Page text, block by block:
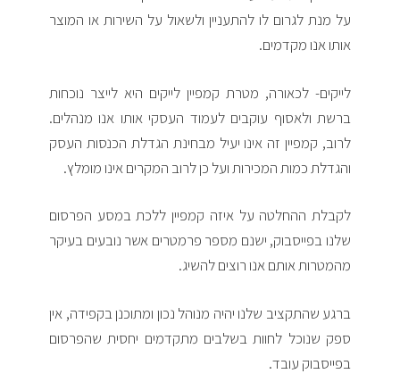
על מנת לגרום לו להתעניין ולשאול על השירות או המוצר
אותו אנו מקדמים.
לייקים- לכאורה, מטרת קמפיין לייקים היא לייצר נוכחות
ברשת ולאסוף עוקבים לעמוד העסקי אותו אנו מנהלים.
לרוב, קמפיין זה אינו יעיל מבחינת הגדלת הכנסות העסק
והגדלת כמות המכירות ועל כן לרוב המקרים אינו מומלץ.
לקבלת ההחלטה על איזה קמפיין ללכת במסע הפרסום
שלנו בפייסבוק, ישנם מספר פרמטרים אשר נובעים בעיקר
מהמטרות אותם אנו רוצים להשיג.
ברגע שהתקציב שלנו יהיה מנוהל נכון ומתוכנן בקפידה, אין
ספק שנוכל לחוות בשלבים מתקדמים יחסית שהפרסום
בפייסבוק עובד.